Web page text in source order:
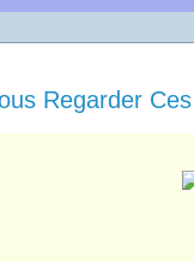
Regarder